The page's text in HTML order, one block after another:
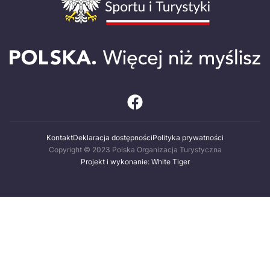
KontaktDeklaracja dostępnościPolityka prywatności
Copyright © 2023 Polska Organizacja Turystyczna
Projekt i wykonanie: White Tiger